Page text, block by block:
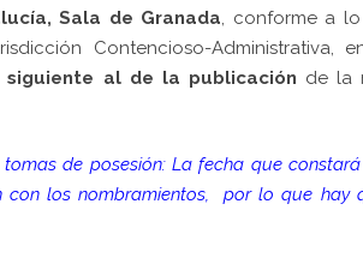
Sala de Granada , conforme a
Contencioso-Administrativa,
siguiente al de la publicación de la
tomas de posesión: La fecha que
con los nombramientos, por lo que hay